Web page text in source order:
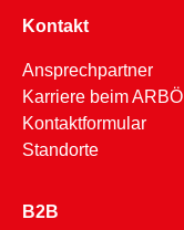
Kontakt
Ansprechpartner
Karriere beim ARBÖ
Kontaktformular
Standorte
B2B